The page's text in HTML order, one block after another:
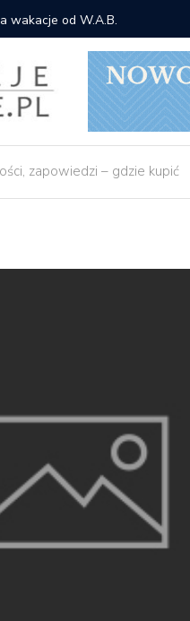
wakacje od W.A.B.
zapowiedzi – gdzie kupić